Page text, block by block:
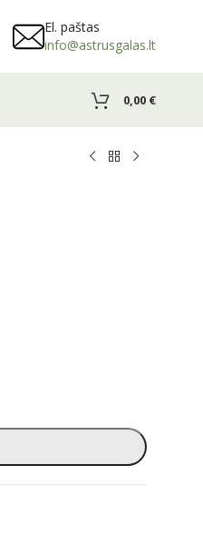
El. paštas
info@astrusgalas.lt
0,00 €